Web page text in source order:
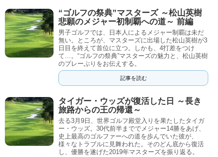
“ゴルフの祭典”マスターズ ～松山英樹
悲願のメジャー初制覇への道～ 前編
男子ゴルフでは、日本人によるメジャー制覇は未だ
無い。ところが、マスターズに出場した松山英樹が3
日目を終えて首位に立つ。しかも、4打差をつけ
て…。“ゴルフの祭典”マスターズの魅力と、松山英樹
のプレーぶりをお伝えする。
記事を読む
タイガー・ウッズが復活した日 ～長き
旅路からの王の帰還～
去る3月9日、世界ゴルフ殿堂入りを果たしたタイガ
ー・ウッズ。30代前半まででメジャー14勝をあげ、
史上最高のゴルファーへの道を歩んでいた彼が、
様々なトラブルに見舞われた。そのどん底から復活
し、優勝を遂げた2019年マスターズを振り返る。